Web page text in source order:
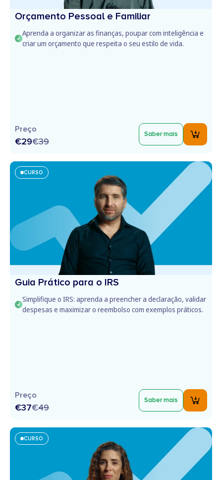
Orçamento Pessoal e Familiar
Aprenda a organizar as finanças, poupar com inteligência e
criar um orçamento que respeita o seu estilo de vida.
Preço
€29€39
Saber mais
CURSO
Guia Prático para o IRS
Simplifique o IRS: aprenda a preencher a declaração, validar
despesas e maximizar o reembolso com exemplos práticos.
Preço
€37€49
Saber mais
CURSO